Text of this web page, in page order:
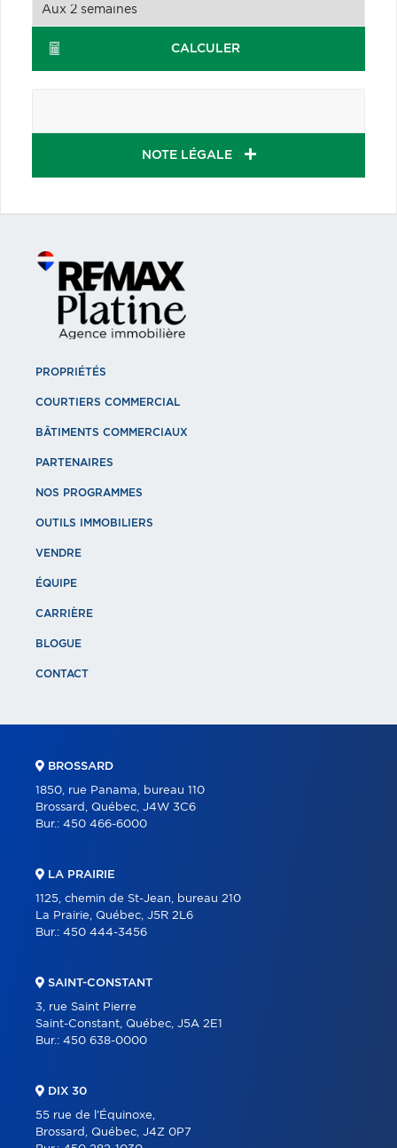
CALCULER
NOTE LÉGALE
PROPRIÉTÉS
COURTIERS COMMERCIAL
BÂTIMENTS COMMERCIAUX
PARTENAIRES
NOS PROGRAMMES
OUTILS IMMOBILIERS
VENDRE
ÉQUIPE
CARRIÈRE
BLOGUE
CONTACT
BROSSARD
1850, rue Panama, bureau 110
Brossard, Québec, J4W 3C6
Bur.: 450 466-6000
LA PRAIRIE
1125, chemin de St-Jean, bureau 210
La Prairie, Québec, J5R 2L6
Bur.: 450 444-3456
SAINT-CONSTANT
3, rue Saint Pierre
Saint-Constant, Québec, J5A 2E1
Bur.: 450 638-0000
DIX 30
55 rue de l'Équinoxe,
Brossard, Québec, J4Z 0P7